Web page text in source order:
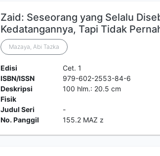
Zaid: Seseorang yang Selalu
Kedatangannya, Tapi Tidak
Mazaya, Abi Tazka
Edisi
Cet. 1
ISBN/ISSN
979-602-2553-84-6
Deskripsi
Fisik
100 hlm.: 20.5 cm
Judul Seri
-
No. Panggil
155.2 MAZ z